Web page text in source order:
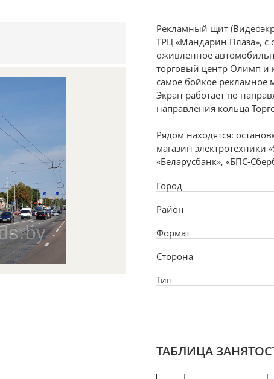
Рекламный щит
ТРЦ «Мандарин Плаза»,
оживлённое
торговый центр Олимп и
самое бойкое рекламное
Экран работает по
направления кольца
Рядом находятся:
магазин электротехники
«Беларусбанк», «БПС-
Город
Район
Формат
Сторона
Тип
ТАБЛИЦА